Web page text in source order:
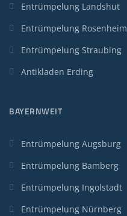
Entrümpelung Landshut
Entrümpelung Rosenheim
Entrümpelung Straubing
Antikladen Erding
BAYERNWEIT
Entrümpelung Augsburg
Entrümpelung Bamberg
Entrümpelung Ingolstadt
Entrümpelung Nürnberg